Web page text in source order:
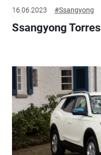
16.06.2023 #Ssangyong
Ssangyong Torres